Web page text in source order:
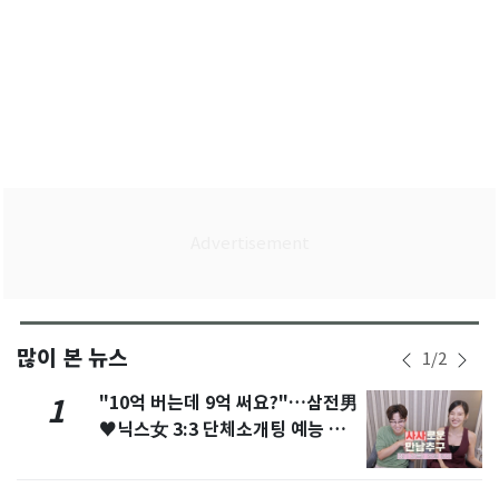
많이 본 뉴스 1/2
1
"10억 버는데 9억 써요?"…삼전男
♥닉스女 3:3 단체소개팅 예능 화